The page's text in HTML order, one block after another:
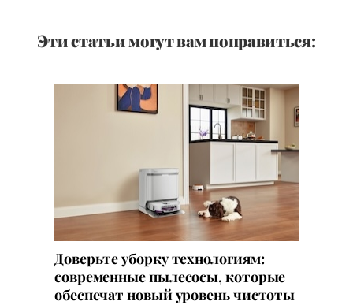
Эти статьи могут вам понравиться:
Доверьте уборку технологиям:
современные пылесосы, которые
обеспечат новый уровень чистоты